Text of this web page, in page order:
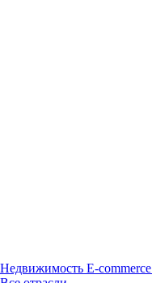
Недвижимость E-commerce